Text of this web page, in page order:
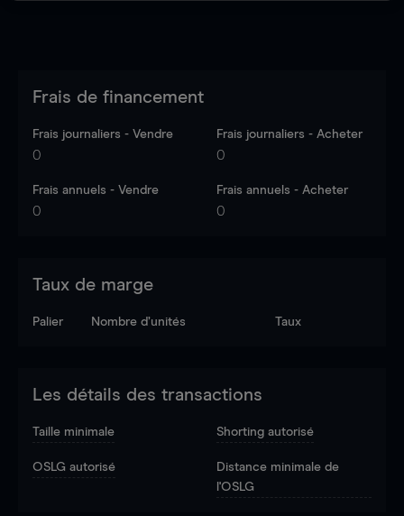
Frais de financement
Frais journaliers - Vendre
0
Frais journaliers - Acheter
0
Frais annuels - Vendre
0
Frais annuels - Acheter
0
Taux de marge
Palier Nombre d’unités Taux
Les détails des transactions
Taille minimale Shorting autorisé
OSLG autorisé
Distance minimale de
l'OSLG